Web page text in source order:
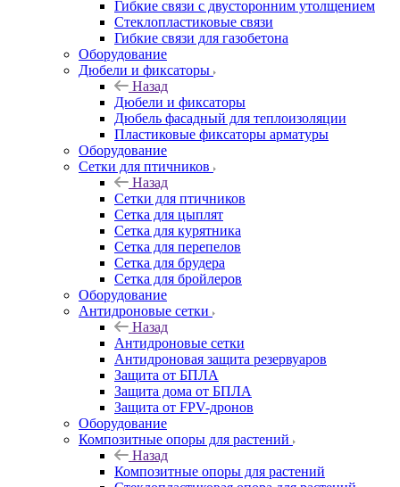
Гибкие связи с двусторонним утолщением
Стеклопластиковые связи
Гибкие связи для газобетона
Оборудование
Дюбели и фиксаторы
Назад
Дюбели и фиксаторы
Дюбель фасадный для теплоизоляции
Пластиковые фиксаторы арматуры
Оборудование
Сетки для птичников
Назад
Сетки для птичников
Сетка для цыплят
Сетка для курятника
Сетка для перепелов
Сетка для брудера
Сетка для бройлеров
Оборудование
Антидроновые сетки
Назад
Антидроновые сетки
Антидроновая защита резервуаров
Защита от БПЛА
Защита дома от БПЛА
Защита от FPV-дронов
Оборудование
Композитные опоры для растений
Назад
Композитные опоры для растений